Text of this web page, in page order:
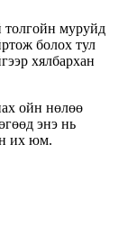
​​толгойн муруйд
болох тул
хялбархан
ойн нөлөө
энэ нь
их юм.